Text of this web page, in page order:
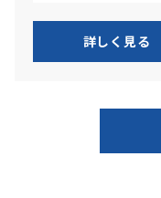
詳しく見る